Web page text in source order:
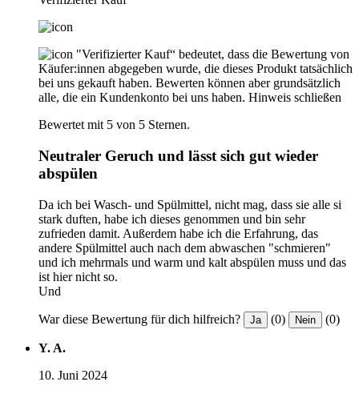
"Verifizierter Kauf“ bedeutet, dass die Bewertung von
Käufer:innen abgegeben wurde, die dieses Produkt tatsächlich
bei uns gekauft haben. Bewerten können aber grundsätzlich
alle, die ein Kundenkonto bei uns haben. Hinweis schließen
Bewertet mit 5 von 5 Sternen.
Neutraler Geruch und lässt sich gut wieder
abspülen
Da ich bei Wasch- und Spülmittel, nicht mag, dass sie alle si
stark duften, habe ich dieses genommen und bin sehr
zufrieden damit. Außerdem habe ich die Erfahrung, das
andere Spülmittel auch nach dem abwaschen "schmieren"
und ich mehrmals und warm und kalt abspülen muss und das
ist hier nicht so.
Und
War diese Bewertung für dich hilfreich? Ja (0) Nein (0)
Y. A.
10. Juni 2024